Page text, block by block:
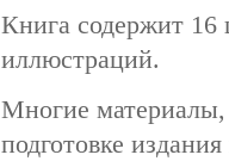
Книга содержит 16
иллюстраций.
Многие материалы,
подготовке